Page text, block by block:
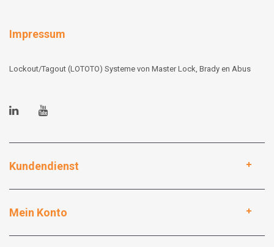
Impressum
Lockout/Tagout (LOTOTO) Systeme von Master Lock, Brady en Abus
Kundendienst
Mein Konto